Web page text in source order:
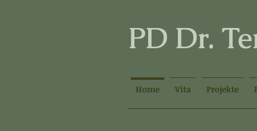
PD Dr.
Home Vita Projekte